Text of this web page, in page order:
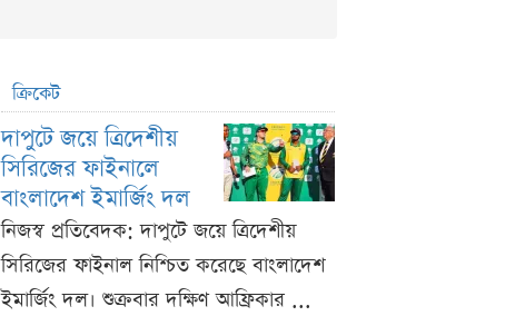
ক্রিকেট
দাপুটে জয়ে ত্রিদেশীয়
সিরিজের ফাইনালে
বাংলাদেশ ইমার্জিং দল
নিজস্ব প্রতিবেদক: দাপুটে জয়ে ত্রিদেশীয়
সিরিজের ফাইনাল নিশ্চিত করেছে বাংলাদেশ
ইমার্জিং দল। শুক্রবার দক্ষিণ আফ্রিকার ...